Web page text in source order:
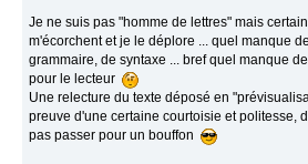
Je ne suis pas "homme de lettres" mais
m'écorchent et je le déplore ... quel manque
grammaire, de syntaxe ... bref quel manque
pour le lecteur
Une relecture du texte déposé en
preuve d'une certaine courtoisie et politesse,
pas passer pour un bouffon